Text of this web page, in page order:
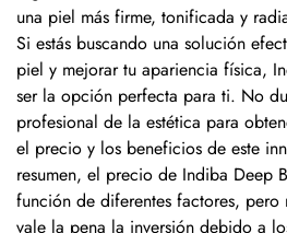
una piel más firme, tonificada y
Si estás buscando una solución
piel y mejorar tu apariencia física,
ser la opción perfecta para ti. No
profesional de la estética para
el precio y los beneficios de este
resumen, el precio de Indiba Deep
función de diferentes factores, pero
vale la pena la inversión debido a